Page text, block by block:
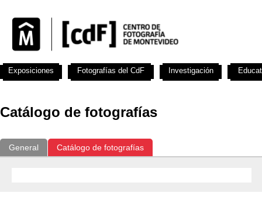
Catálogo de fotografías
General Catálogo de fotografías
Exposiciones Fotografías del CdF Investigación